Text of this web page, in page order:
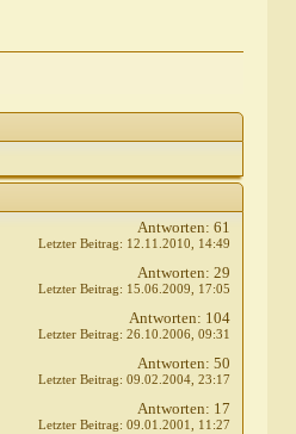
Antworten: 61
Letzter Beitrag: 12.11.2010, 14:49
Antworten: 29
Letzter Beitrag: 15.06.2009, 17:05
Antworten: 104
Letzter Beitrag: 26.10.2006, 09:31
Antworten: 50
Letzter Beitrag: 09.02.2004, 23:17
Antworten: 17
Letzter Beitrag: 09.01.2001, 11:27